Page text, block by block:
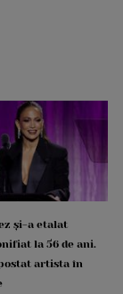
și-a etalat
la 56 de ani.
artista în